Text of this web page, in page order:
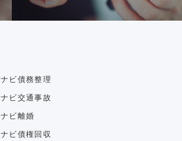
ビ債務整理
ビ交通事故
ビ離婚
ビ債権回収